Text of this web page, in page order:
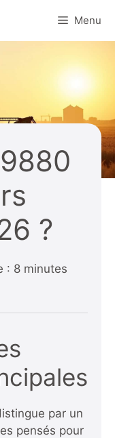
Menu
?
: 8 minutes
par un
pensés pour